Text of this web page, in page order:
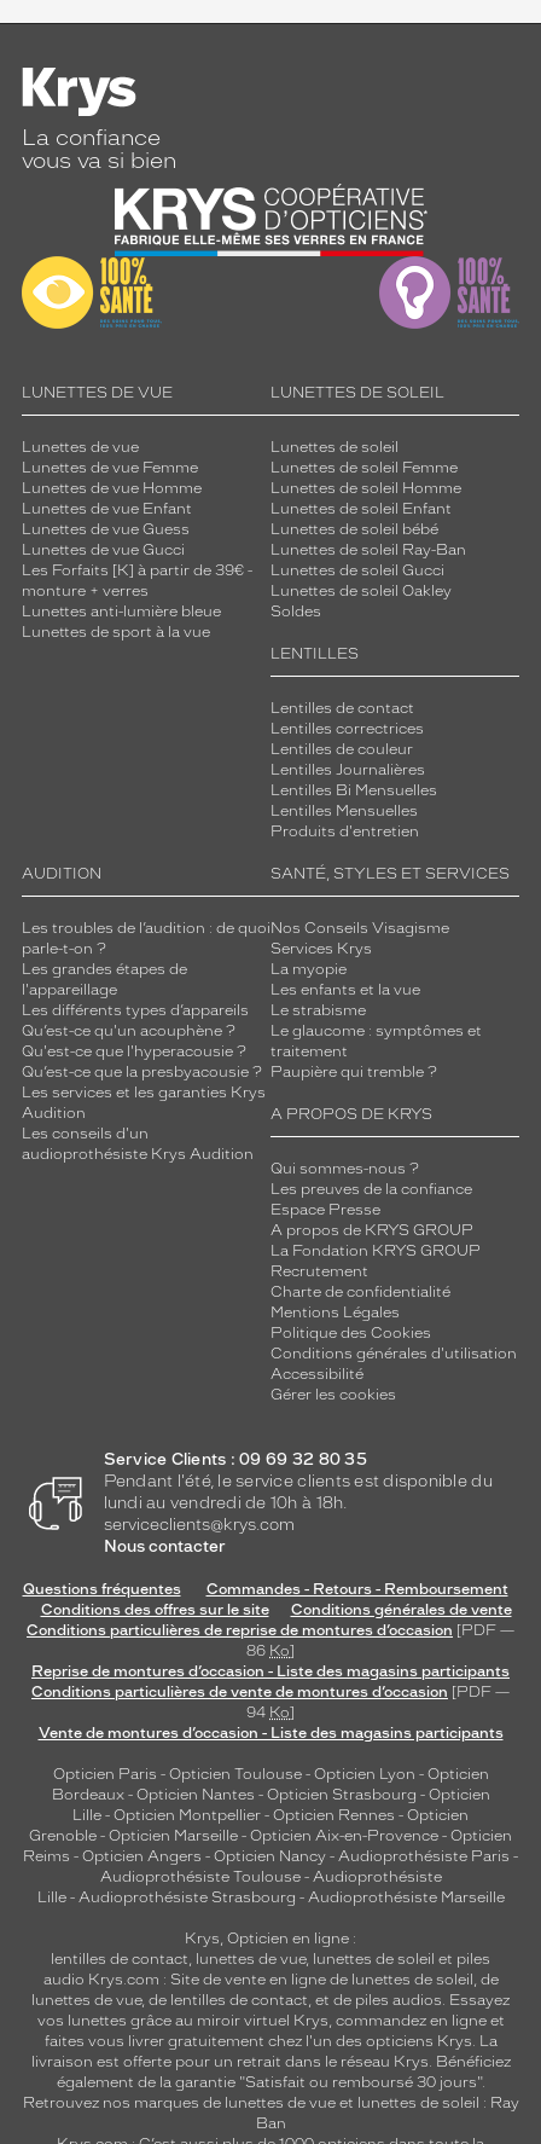
La confiance
vous va si bien
LUNETTES DE VUE
Lunettes de vue
Lunettes de vue Femme
Lunettes de vue Homme
Lunettes de vue Enfant
Lunettes de vue Guess
Lunettes de vue Gucci
Les Forfaits [K] à partir de 39€ -
monture + verres
Lunettes anti-lumière bleue
Lunettes de sport à la vue
LUNETTES DE SOLEIL
Lunettes de soleil
Lunettes de soleil Femme
Lunettes de soleil Homme
Lunettes de soleil Enfant
Lunettes de soleil bébé
Lunettes de soleil Ray-Ban
Lunettes de soleil Gucci
Lunettes de soleil Oakley
Soldes
LENTILLES
Lentilles de contact
Lentilles correctrices
Lentilles de couleur
Lentilles Journalières
Lentilles Bi Mensuelles
Lentilles Mensuelles
Produits d'entretien
AUDITION
Les troubles de l’audition : de quoi
parle-t-on ?
Les grandes étapes de
l'appareillage
Les différents types d’appareils
Qu’est-ce qu'un acouphène ?
Qu'est-ce que l'hyperacousie ?
Qu’est-ce que la presbyacousie ?
Les services et les garanties Krys
Audition
Les conseils d'un
audioprothésiste Krys Audition
SANTÉ, STYLES ET SERVICES
Nos Conseils Visagisme
Services Krys
La myopie
Les enfants et la vue
Le strabisme
Le glaucome : symptômes et
traitement
Paupière qui tremble ?
A PROPOS DE KRYS
Qui sommes-nous ?
Les preuves de la confiance
Espace Presse
A propos de KRYS GROUP
La Fondation KRYS GROUP
Recrutement
Charte de confidentialité
Mentions Légales
Politique des Cookies
Conditions générales d'utilisation
Accessibilité
Gérer les cookies
Service Clients : 09 69 32 80 35
Pendant l'été, le service clients est disponible du
lundi au vendredi de 10h à 18h.
serviceclients@krys.com
Nous contacter
Questions fréquentes
Commandes - Retours - Remboursement
Conditions des offres sur le site
Conditions générales de vente
Conditions particulières de reprise de montures d’occasion [PDF —
86 Ko]
Reprise de montures d’occasion - Liste des magasins participants
Conditions particulières de vente de montures d’occasion [PDF —
94 Ko]
Vente de montures d’occasion - Liste des magasins participants
Opticien Paris - Opticien Toulouse- Opticien Lyon - Opticien
Bordeaux- Opticien Nantes - Opticien Strasbourg - Opticien
Lille - Opticien Montpellier - Opticien Rennes - Opticien
Grenoble - Opticien Marseille - Opticien Aix-en-Provence - Opticien
Reims - Opticien Angers - Opticien Nancy - Audioprothésiste Paris -
Audioprothésiste Toulouse- Audioprothésiste
Lille- Audioprothésiste Strasbourg - Audioprothésiste Marseille
Krys, Opticien en ligne :
lentilles de contact, lunettes de vue, lunettes de soleil et piles
audio Krys.com : Site de vente en ligne de lunettes de soleil, de
lunettes de vue, de lentilles de contact, et de piles audios. Essayez
vos lunettes grâce au miroir virtuel Krys, commandez en ligne et
faites vous livrer gratuitement chez l'un des opticiens Krys. La
livraison est offerte pour un retrait dans le réseau Krys. Bénéficiez
également de la garantie "Satisfait ou remboursé 30 jours".
Retrouvez nos marques de lunettes de vue et lunettes de soleil : Ray
Ban